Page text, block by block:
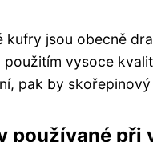
kufry jsou obecně
vysoce
pak by
používané při